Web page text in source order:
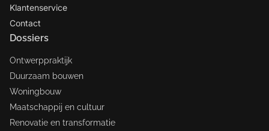
Klantenservice
Contact
Dossiers
Ontwerppraktijk
Duurzaam bouwen
Woningbouw
Maatschappij en cultuur
Renovatie en transformatie